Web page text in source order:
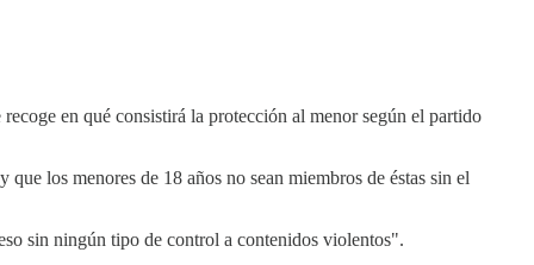
recoge en qué consistirá la protección al menor según el partido
los menores de 18 años no sean miembros de éstas sin el
sin ningún tipo de control a contenidos violentos".